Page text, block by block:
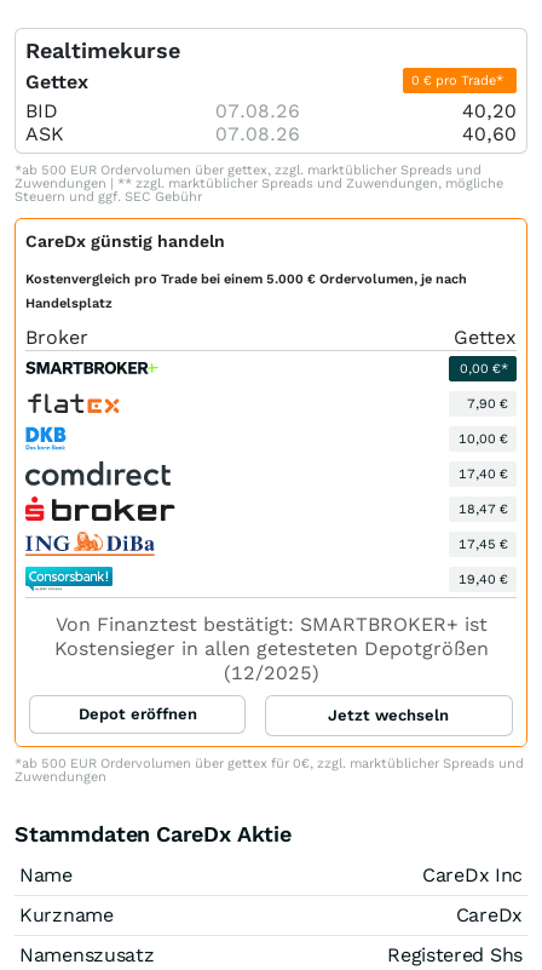
Realtimekurse
Gettex 0 € pro Trade*
BID 07.08.26
40,20
ASK
07.08.26 40,60
*ab 500 EUR Ordervolumen über gettex, zzgl. marktüblicher Spreads und
Zuwendungen | ** zzgl. marktüblicher Spreads und Zuwendungen, mögliche
Steuern und ggf. SEC Gebühr
CareDx günstig handeln
Kostenvergleich pro Trade bei einem 5.000 € Ordervolumen, je nach
Handelsplatz
Broker Gettex
0,00 €*
7,90 €
10,00 €
17,40 €
18,47 €
17,45 €
19,40 €
Von Finanztest bestätigt: SMARTBROKER+ ist
Kostensieger in allen getesteten Depotgrößen
(12/2025)
Depot eröffnen Jetzt wechseln
*ab 500 EUR Ordervolumen über gettex für 0€, zzgl. marktüblicher Spreads und
Zuwendungen
Stammdaten CareDx Aktie
Name
CareDx Inc
Kurzname
CareDx
Namenszusatz
Registered Shs